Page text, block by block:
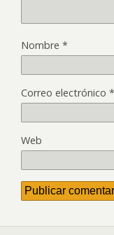
Nombre *
Correo electrónico *
Web